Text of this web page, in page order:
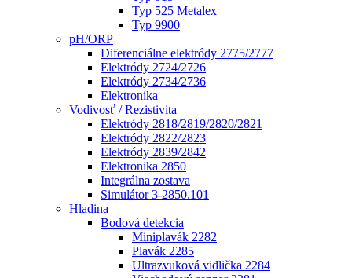
Typ 525 Metalex
Typ 9900
pH/ORP
Diferenciálne elektródy 2775/2777
Elektródy 2724/2726
Elektródy 2734/2736
Elektronika
Vodivosť / Rezistivita
Elektródy 2818/2819/2820/2821
Elektródy 2822/2823
Elektródy 2839/2842
Elektronika 2850
Integrálna zostava
Simulátor 3-2850.101
Hladina
Bodová detekcia
Miniplavák 2282
Plavák 2285
Ultrazvuková vidlička 2284